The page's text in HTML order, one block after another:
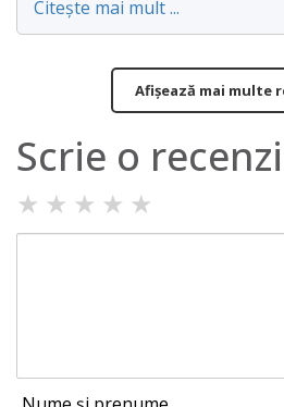
Citește mai mult ...
Afișează mai multe
Scrie o
★ ★ ★ ★ ★